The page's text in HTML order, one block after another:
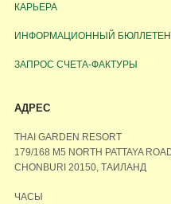
КАРЬЕРА
ИНФОРМАЦИОННЫЙ
ЗАПРОС СЧЕТА-ФАКТУРЫ
АДРЕС
THAI GARDEN RESORT
179/168 M5 NORTH PATTAYA
CHONBURI 20150, ТАИЛАНД
ЧАСЫ